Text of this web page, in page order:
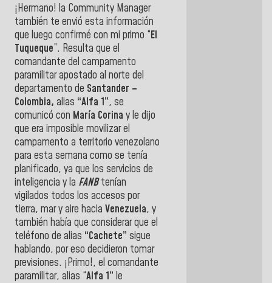
¡Hermano! la Community Manager
también te envió esta información
que luego confirmé con mi primo “El
Tuqueque”. Resulta que el
comandante del campamento
paramilitar apostado al norte del
departamento de Santander –
Colombia, alias “Alfa 1”, se
comunicó con María Corina y le dijo
que era imposible movilizar el
campamento a territorio venezolano
para esta semana como se tenía
planificado, ya que los servicios de
inteligencia y la FANBtenían
vigilados todos los accesos por
tierra, mar y aire hacia Venezuela, y
también había que considerar que el
teléfono de alias “Cachete” sigue
hablando, por eso decidieron tomar
previsiones. ¡Primo!, el comandante
paramilitar, alias “Alfa 1” le